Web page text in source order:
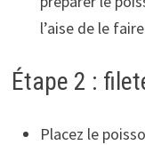
l’aise de le
Étape 2 :
Placez le